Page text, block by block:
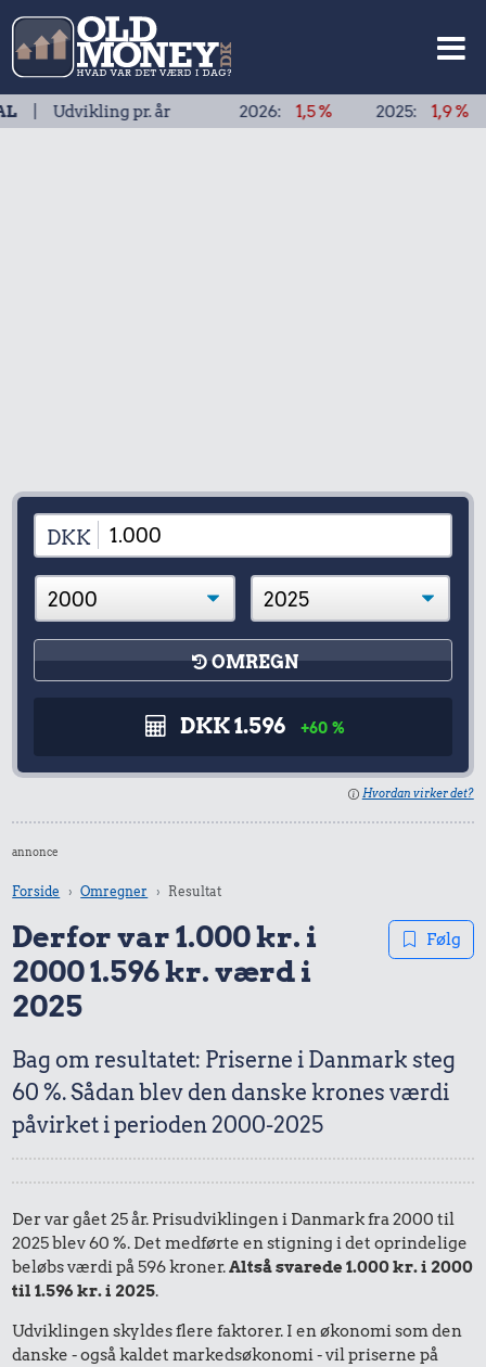
pr. år2026: 1,5 % 2025: 1,9 % 2024:
DKK
OMREGN
DKK 1.596 +60 %
Hvordan virker det?
annonce
Forside Omregner Resultat
Derfor var 1.000 kr. i
2000 1.596 kr. værd i
2025
Følg
Bag om resultatet: Priserne i Danmark steg
60 %. Sådan blev den danske krones værdi
påvirket i perioden 2000-2025
Der var gået 25 år. Prisudviklingen i Danmark fra 2000 til
2025 blev 60 %. Det medførte en stigning i det oprindelige
beløbs værdi på 596 kroner.Altså svarede 1.000 kr. i 2000
til 1.596 kr. i 2025.
Udviklingen skyldes flere faktorer. I en økonomi som den
danske - også kaldet markedsøkonomi - vil priserne på